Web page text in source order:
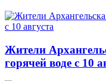
Жители
горячей воде с 10